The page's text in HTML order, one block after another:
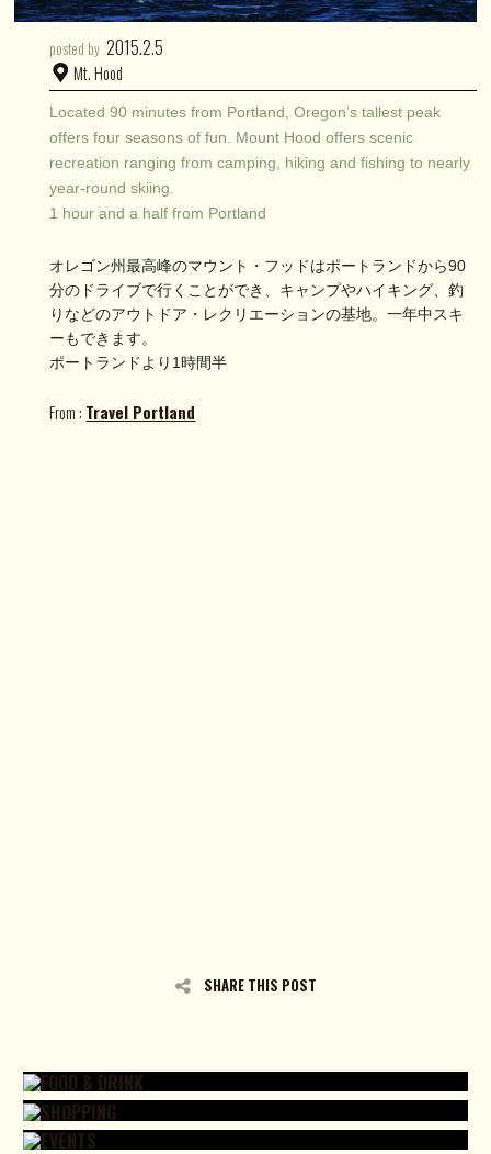
posted by 2015.2.5
Mt. Hood
Located 90 minutes from Portland, Oregon’s tallest peak
offers four seasons of fun. Mount Hood offers scenic
recreation ranging from camping, hiking and fishing to nearly
year-round skiing.
1 hour and a half from Portland
オレゴン州最高峰のマウント・フッドはポートランドから90
分のドライブで行くことができ、キャンプやハイキング、釣
りなどのアウトドア・レクリエーションの基地。一年中スキ
ーもできます。
ポートランドより1時間半
From : Travel Portland
SHARE THIS POST